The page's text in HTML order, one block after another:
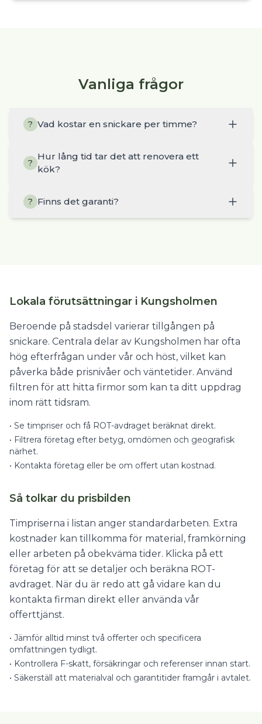
Vanliga frågor
? Vad kostar en snickare per timme?
?
Hur lång tid tar det att renovera ett
kök?
? Finns det garanti?
Lokala förutsättningar i Kungsholmen
Beroende på stadsdel varierar tillgången på
snickare. Centrala delar av Kungsholmen har ofta
hög efterfrågan under vår och höst, vilket kan
påverka både prisnivåer och väntetider. Använd
filtren för att hitta firmor som kan ta ditt uppdrag
inom rätt tidsram.
• Se timpriser och få ROT-avdraget beräknat direkt.
• Filtrera företag efter betyg, omdömen och geografisk
närhet.
• Kontakta företag eller be om offert utan kostnad.
Så tolkar du prisbilden
Timpriserna i listan anger standardarbeten. Extra
kostnader kan tillkomma för material, framkörning
eller arbeten på obekväma tider. Klicka på ett
företag för att se detaljer och beräkna ROT-
avdraget. När du är redo att gå vidare kan du
kontakta firman direkt eller använda vår
offerttjänst.
• Jämför alltid minst två offerter och specificera
omfattningen tydligt.
• Kontrollera F-skatt, försäkringar och referenser innan start.
• Säkerställ att materialval och garantitider framgår i avtalet.